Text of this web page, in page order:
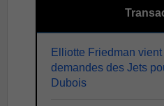
Elliotte Friedman
demandes des Jets
Dubois